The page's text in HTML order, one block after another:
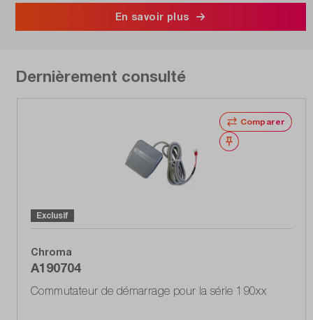
En savoir plus
Dernièrement consulté
Comparer
Noter
Exclusif
Chroma
A190704
Commutateur de démarrage pour la série 190xx